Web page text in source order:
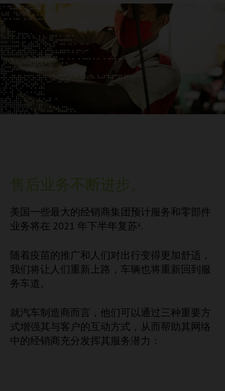
售后业务不断进步。
美国一些最大的经销商集团预计服务和零部件
业务将在 2021 年下半年复苏6.
随着疫苗的推广和人们对出行变得更加舒适，
我们将让人们重新上路，车辆也将重新回到服
务车道。
就汽车制造商而言，他们可以通过三种重要方
式增强其与客户的互动方式，从而帮助其网络
中的经销商充分发挥其服务潜力：